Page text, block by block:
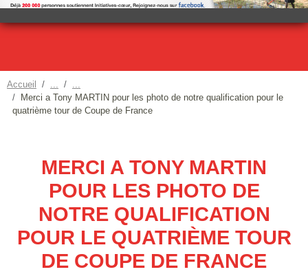
Accueil
Merci a Tony MARTIN pour les photo de notre qualification pour le
quatrième tour de Coupe de France
MERCI A TONY MARTIN
POUR LES PHOTO DE
NOTRE QUALIFICATION
POUR LE QUATRIÈME TOUR
DE COUPE DE FRANCE